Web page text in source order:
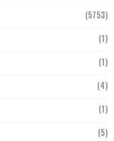
(5753)
(1)
(1)
(4)
(1)
(5)